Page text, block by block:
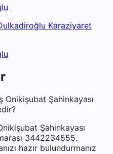
Karaziyaret
Onikişubat Şahinkayası
Şahinkayası
3442234555.
hazır bulundurmanız